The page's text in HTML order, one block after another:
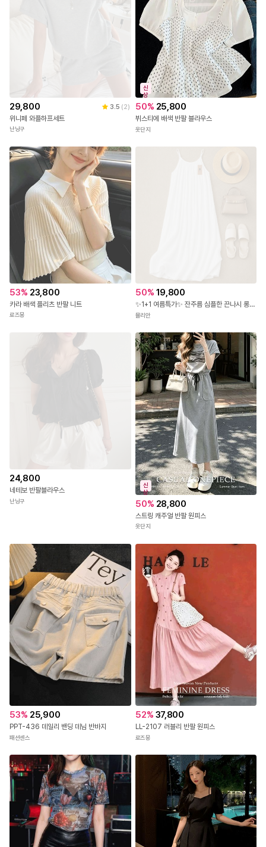
29,800 3.5 (2)
위니페 와플하프세트
난닝구
신
상
50% 25,800
뷔스티에 배색 반팔 블라우스
옷단지
53% 23,800
카라 배색 플리츠 반팔 니트
로즈몽
50% 19,800
✨1+1 여름특가✨ 잔주름 심플한 끈나시 롱 원피스
뮬리안
24,800
네테보 반팔블라우스
난닝구
신
상
50% 28,800
스트링 캐주얼 반팔 원피스
옷단지
53% 25,900
PPT-436 데일리 밴딩 데님 반바지
패션센스
52% 37,800
LL-2107 러블리 반팔 원피스
로즈몽